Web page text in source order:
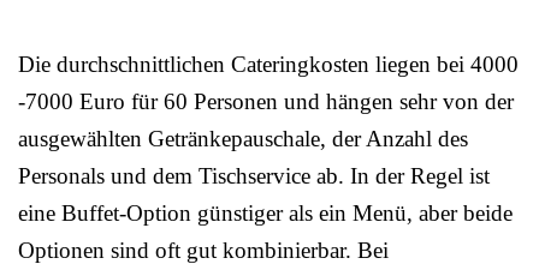
Die durchschnittlichen Cateringkosten liegen bei 4000
-7000 Euro für 60 Personen und hängen sehr von der
ausgewählten Getränkepauschale, der Anzahl des
Personals und dem Tischservice ab. In der Regel ist
eine Buffet-Option günstiger als ein Menü, aber beide
Optionen sind oft gut kombinierbar. Bei